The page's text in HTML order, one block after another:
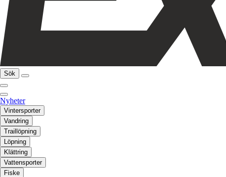
Sök
Nyheter
Vintersporter
Vandring
Traillöpning
Löpning
Klättring
Vattensporter
Fiske